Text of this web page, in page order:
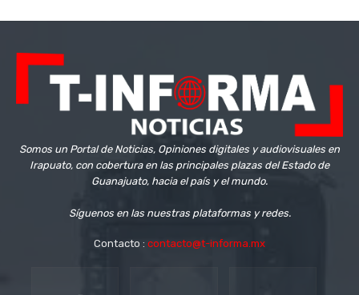
Somos un Portal de Noticias, Opiniones digitales y audiovisuales en
Irapuato, con cobertura en las principales plazas del Estado de
Guanajuato, hacia el país y el mundo.
Síguenos en las nuestras plataformas y redes.
Contacto : contacto@t-informa.mx